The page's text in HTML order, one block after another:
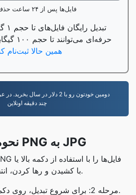
*فایل‌ها پس از ۲۴ ساعت حذف شدند
حرفه‌ای می‌توانند تا حجم ۱۰۰ گیگابایت را تبدیل کنند؛
همین حالا ثبت‌نام
چند دقيقه اونلاين
نحوه تبدیل PNG به JPG
با کشیدن و رها کردن، انتخاب کنید.
مرحله 2: برای شروع تبدیل، روی دکمه «تبدیل» کلیک کنید.